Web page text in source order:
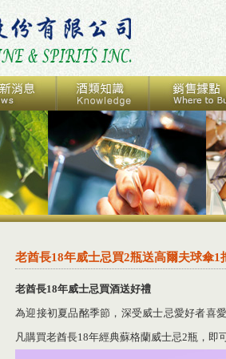
老酋長18年威士忌買2瓶送高爾夫球傘1
老酋長18年威士忌買酒送好禮
為迎接初夏品酩季節，深受威士忌愛好者喜
凡購買老酋長18年經典蘇格蘭威士忌2瓶，即